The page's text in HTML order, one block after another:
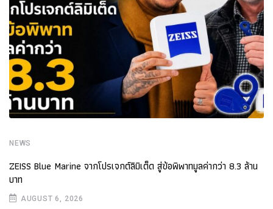
NEWS
ZEISS Blue Marine จากโปรเจกต์ลิมิเต็ด สู่ข้อพิพาทมูลค่ากว่า 8.3 ล้าน
บาท
AUGUST 6, 2026